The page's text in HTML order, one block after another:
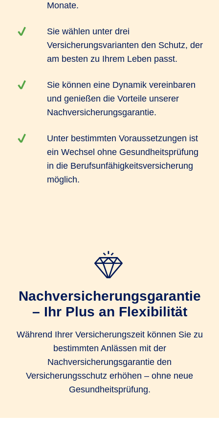
Monate.
Sie wählen unter drei
Versicherungsvarianten den Schutz, der
am besten zu Ihrem Leben passt.
Sie können eine Dynamik vereinbaren
und genießen die Vorteile unserer
Nachversicherungsgarantie.
Unter bestimmten Voraussetzungen ist
ein Wechsel ohne Gesundheitsprüfung
in die Berufsunfähigkeitsversicherung
möglich.
Nachversicherungsgarantie
– Ihr Plus an Flexibilität
Während Ihrer Versicherungszeit können Sie zu
bestimmten Anlässen mit der
Nachversicherungsgarantie den
Versicherungsschutz erhöhen – ohne neue
Gesundheitsprüfung.